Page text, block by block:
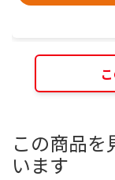
この商品
います